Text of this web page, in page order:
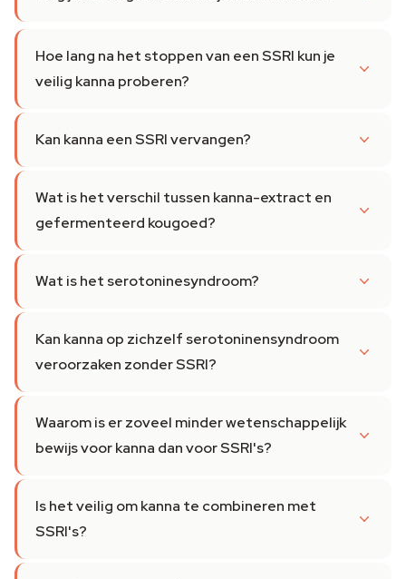
Hoe lang na het stoppen van een SSRI kun je
veilig kanna proberen?
Kan kanna een SSRI vervangen?
Wat is het verschil tussen kanna-extract en
gefermenteerd kougoed?
Wat is het serotoninesyndroom?
Kan kanna op zichzelf serotoninensyndroom
veroorzaken zonder SSRI?
Waarom is er zoveel minder wetenschappelijk
bewijs voor kanna dan voor SSRI's?
Is het veilig om kanna te combineren met
SSRI's?